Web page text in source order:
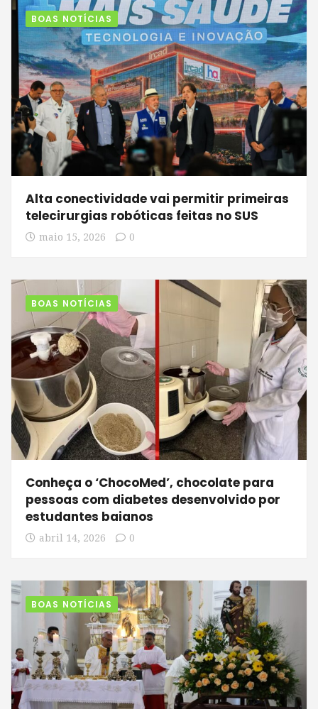
BOAS NOTÍCIAS
Alta conectividade vai permitir primeiras
telecirurgias robóticas feitas no SUS
maio 15, 2026 0
BOAS NOTÍCIAS
Conheça o ‘ChocoMed’, chocolate para
pessoas com diabetes desenvolvido por
estudantes baianos
abril 14, 2026 0
BOAS NOTÍCIAS